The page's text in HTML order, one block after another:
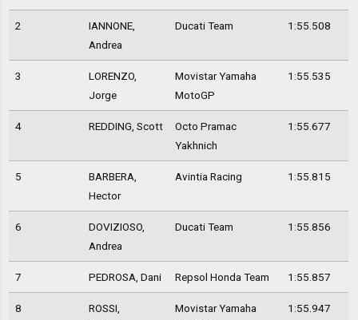
2
IANNONE,
Andrea
Ducati Team 1:55.508
3
LORENZO,
Jorge
Movistar Yamaha
MotoGP
1:55.535
4 REDDING, Scott
Octo Pramac
Yakhnich
1:55.677
5
BARBERA,
Hector
Avintia Racing 1:55.815
6
DOVIZIOSO,
Andrea
Ducati Team 1:55.856
7 PEDROSA, Dani Repsol Honda Team 1:55.857
8
ROSSI,
Movistar Yamaha
1:55.947